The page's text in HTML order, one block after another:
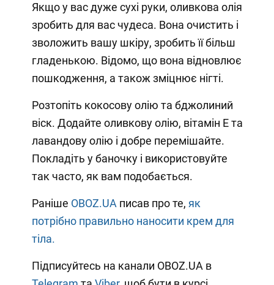
Якщо у вас дуже сухі руки, оливкова олія
зробить для вас чудеса. Вона очистить і
зволожить вашу шкіру, зробить її більш
гладенькою. Відомо, що вона відновлює
пошкодження, а також зміцнює нігті.
Розтопіть кокосову олію та бджолиний
віск. Додайте оливкову олію, вітамін Е та
лавандову олію і добре перемішайте.
Покладіть у баночку і використовуйте
так часто, як вам подобається.
Раніше OBOZ.UA писав про те, як
потрібно правильно наносити крем для
тіла.
Підписуйтесь на канали OBOZ.UA в